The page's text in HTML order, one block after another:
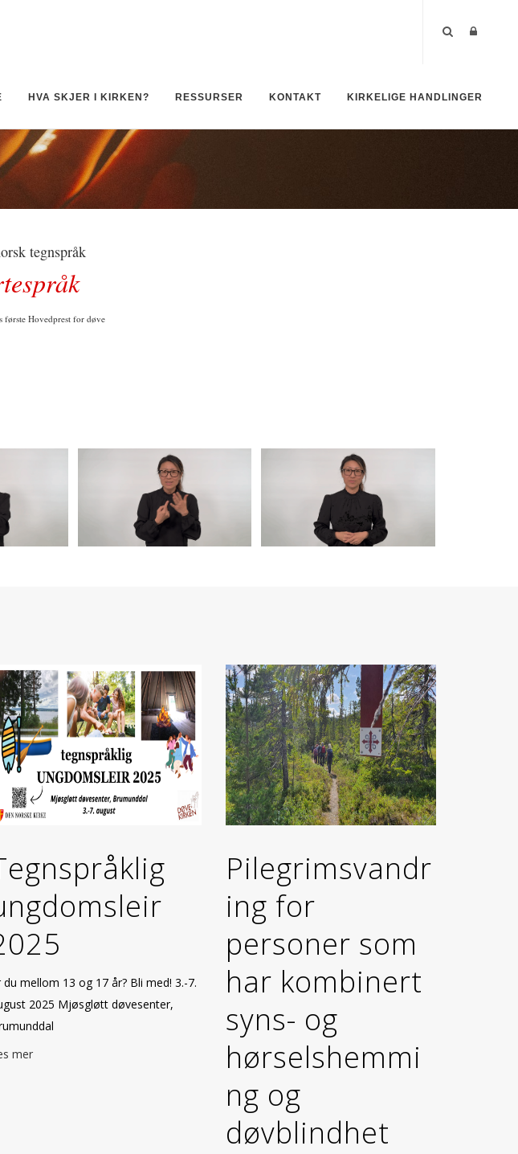
HVA SKJER I KIRKEN? RESSURSER KONTAKT KIRKELIGE HANDLINGER
tegnspråk
første Hovedprest for døve
du mellom 13 og 17 år? Bli med! 3.-7.
2025 Mjøsgløtt døvesenter,
mer
Pilegrimsvandr
ing for
personer som
har kombinert
syns- og
hørselshemmi
ng og
døvblindhet